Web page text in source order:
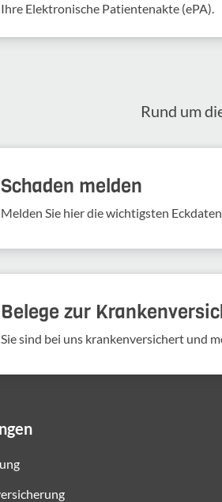
Ihre Elektronische Patientenakte (ePA).
Rund um
Schaden melden
Melden Sie hier die wich­tigsten
Belege zur
Sie sind bei uns krankenversichert und